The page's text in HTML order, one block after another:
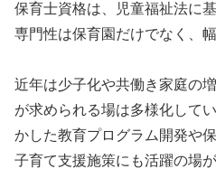
保育士資格は、児童福祉法に
専門性は保育園だけでなく、
近年は少子化や共働き家庭の
が求められる場は多様化して
かした教育プログラム開発や
子育て支援施策にも活躍の場が